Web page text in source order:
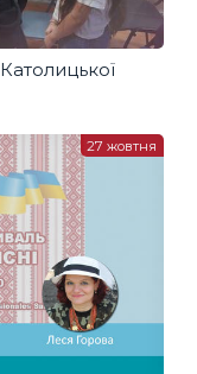
27 жовтня